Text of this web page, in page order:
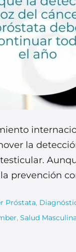
la
prevención
Próstata,
, Salud